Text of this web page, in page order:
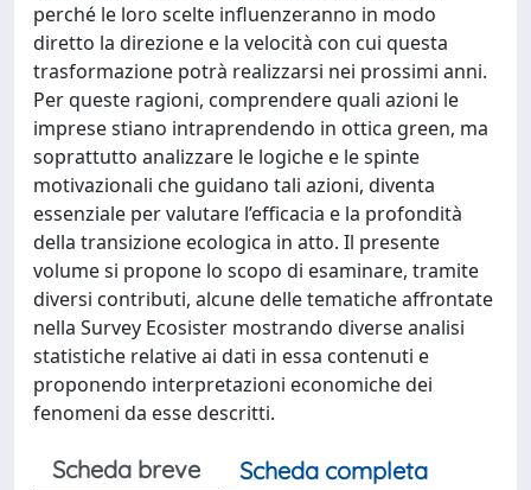
perché le loro scelte influenzeranno in modo
diretto la direzione e la velocità con cui questa
trasformazione potrà realizzarsi nei prossimi anni.
Per queste ragioni, comprendere quali azioni le
imprese stiano intraprendendo in ottica green, ma
soprattutto analizzare le logiche e le spinte
motivazionali che guidano tali azioni, diventa
essenziale per valutare l’efficacia e la profondità
della transizione ecologica in atto. Il presente
volume si propone lo scopo di esaminare, tramite
diversi contributi, alcune delle tematiche affrontate
nella Survey Ecosister mostrando diverse analisi
statistiche relative ai dati in essa contenuti e
proponendo interpretazioni economiche dei
fenomeni da esse descritti.
Scheda breve
Scheda completa